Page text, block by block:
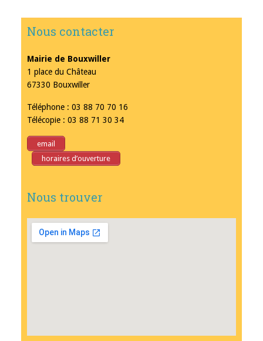
Nous contacter
Mairie de Bouxwiller
1 place du Château
67330 Bouxwiller
Téléphone : 03 88 70 70 16
Télécopie : 03 88 71 30 34
email
horaires d’ouverture
Nous trouver